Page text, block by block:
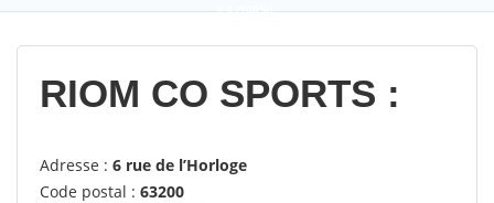
9,4(100%)
14358votes
RIOM CO SPORTS :
Adresse : 6 rue de l’Horloge
Code postal : 63200